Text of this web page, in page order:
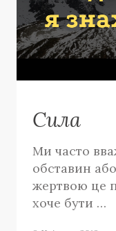
Сила
Ми часто
обставин
жертвою це
хоче бути …